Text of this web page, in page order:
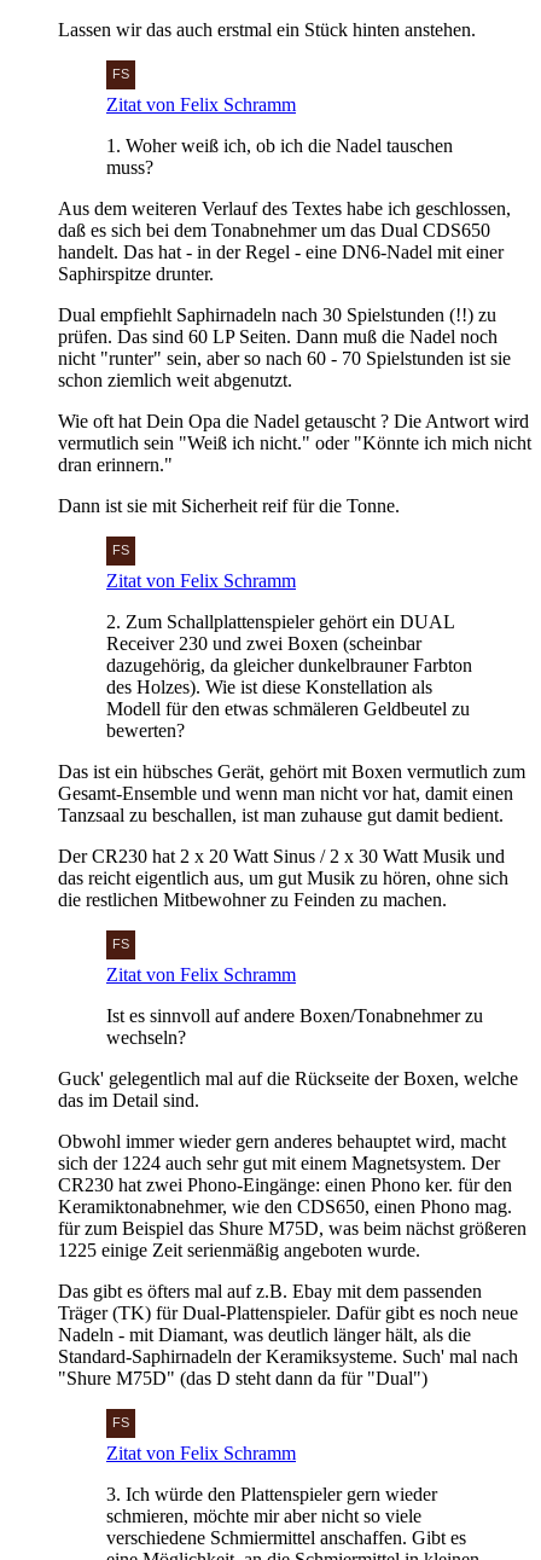
Lassen wir das auch erstmal ein Stück hinten anstehen.
Zitat von Felix Schramm
1. Woher weiß ich, ob ich die Nadel tauschen
muss?
Aus dem weiteren Verlauf des Textes habe ich geschlossen,
daß es sich bei dem Tonabnehmer um das Dual CDS650
handelt. Das hat - in der Regel - eine DN6-Nadel mit einer
Saphirspitze drunter.
Dual empfiehlt Saphirnadeln nach 30 Spielstunden (!!) zu
prüfen. Das sind 60 LP Seiten. Dann muß die Nadel noch
nicht "runter" sein, aber so nach 60 - 70 Spielstunden ist sie
schon ziemlich weit abgenutzt.
Wie oft hat Dein Opa die Nadel getauscht ? Die Antwort wird
vermutlich sein "Weiß ich nicht." oder "Könnte ich mich nicht
dran erinnern."
Dann ist sie mit Sicherheit reif für die Tonne.
Zitat von Felix Schramm
2. Zum Schallplattenspieler gehört ein DUAL
Receiver 230 und zwei Boxen (scheinbar
dazugehörig, da gleicher dunkelbrauner Farbton
des Holzes). Wie ist diese Konstellation als
Modell für den etwas schmäleren Geldbeutel zu
bewerten?
Das ist ein hübsches Gerät, gehört mit Boxen vermutlich zum
Gesamt-Ensemble und wenn man nicht vor hat, damit einen
Tanzsaal zu beschallen, ist man zuhause gut damit bedient.
Der CR230 hat 2 x 20 Watt Sinus / 2 x 30 Watt Musik und
das reicht eigentlich aus, um gut Musik zu hören, ohne sich
die restlichen Mitbewohner zu Feinden zu machen.
Zitat von Felix Schramm
Ist es sinnvoll auf andere Boxen/Tonabnehmer zu
wechseln?
Guck' gelegentlich mal auf die Rückseite der Boxen, welche
das im Detail sind.
Obwohl immer wieder gern anderes behauptet wird, macht
sich der 1224 auch sehr gut mit einem Magnetsystem. Der
CR230 hat zwei Phono-Eingänge: einen Phono ker. für den
Keramiktonabnehmer, wie den CDS650, einen Phono mag.
für zum Beispiel das Shure M75D, was beim nächst größeren
1225 einige Zeit serienmäßig angeboten wurde.
Das gibt es öfters mal auf z.B. Ebay mit dem passenden
Träger (TK) für Dual-Plattenspieler. Dafür gibt es noch neue
Nadeln - mit Diamant, was deutlich länger hält, als die
Standard-Saphirnadeln der Keramiksysteme. Such' mal nach
"Shure M75D" (das D steht dann da für "Dual")
Zitat von Felix Schramm
3. Ich würde den Plattenspieler gern wieder
schmieren, möchte mir aber nicht so viele
verschiedene Schmiermittel anschaffen. Gibt es